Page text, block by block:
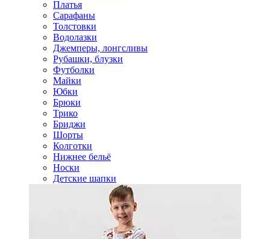
Платья
Сарафаны
Толстовки
Водолазки
Джемперы, лонгсливы
Рубашки, блузки
Футболки
Майки
Юбки
Брюки
Трико
Бриджи
Шорты
Колготки
Нижнее бельё
Носки
Детские шапки